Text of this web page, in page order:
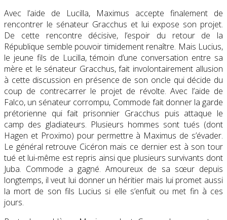
Avec l’aide de Lucilla, Maximus accepte finalement de
rencontrer le sénateur Gracchus et lui expose son projet.
De cette rencontre décisive, l’espoir du retour de la
République semble pouvoir timidement renaître. Mais Lucius,
le jeune fils de Lucilla, témoin d’une conversation entre sa
mère et le sénateur Gracchus, fait involontairement allusion
à cette discussion en présence de son oncle qui décide du
coup de contrecarrer le projet de révolte. Avec l’aide de
Falco, un sénateur corrompu, Commode fait donner la garde
prétorienne qui fait prisonnier Gracchus puis attaque le
camp des gladiateurs. Plusieurs hommes sont tués (dont
Hagen et Proximo) pour permettre à Maximus de s’évader.
Le général retrouve Cicéron mais ce dernier est à son tour
tué et lui-même est repris ainsi que plusieurs survivants dont
Juba. Commode a gagné. Amoureux de sa sœur depuis
longtemps, il veut lui donner un héritier mais lui promet aussi
la mort de son fils Lucius si elle s’enfuit ou met fin à ces
jours.